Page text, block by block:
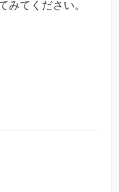
みてください。